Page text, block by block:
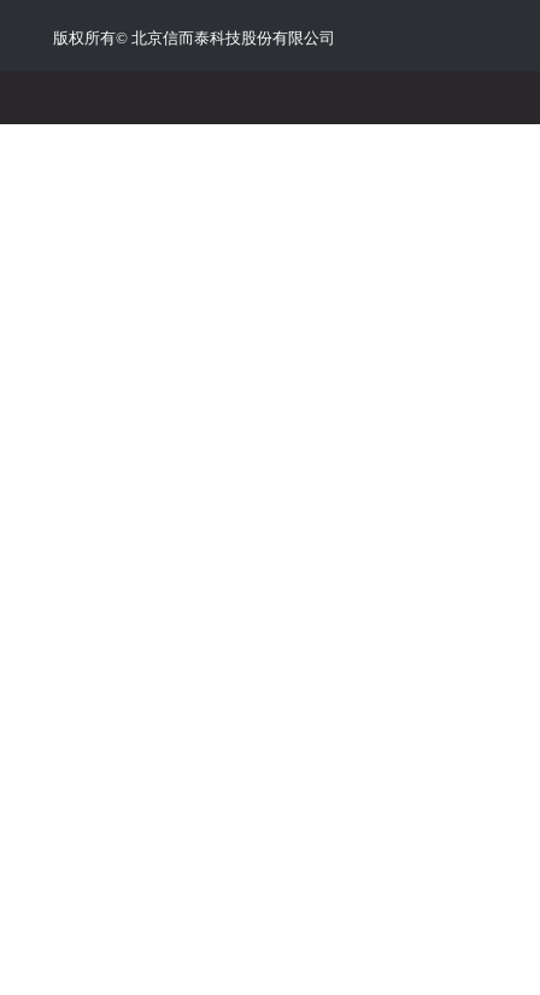
版权所有© 北京信而泰科技股份有限公司